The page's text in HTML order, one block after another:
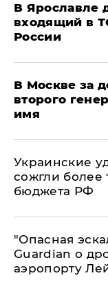
В Ярославле
входящий в
России
В Москве за
второго
имя
Украинские
сожгли более
бюджета РФ
"Опасная
Guardian о
аэропорту